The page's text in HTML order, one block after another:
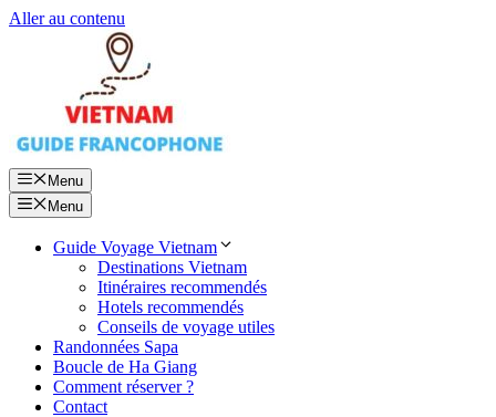
Aller au contenu
Menu
Menu
Guide Voyage Vietnam
Destinations Vietnam
Itinéraires recommendés
Hotels recommendés
Conseils de voyage utiles
Randonnées Sapa
Boucle de Ha Giang
Comment réserver ?
Contact